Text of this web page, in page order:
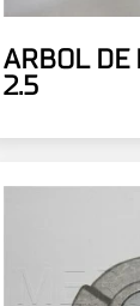
ARBOL DE
2.5